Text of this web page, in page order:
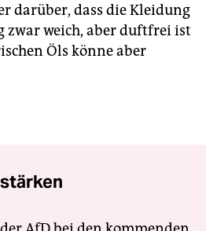
darüber, dass die Kleidung
zwar weich, aber duftfrei ist
Öls könne aber